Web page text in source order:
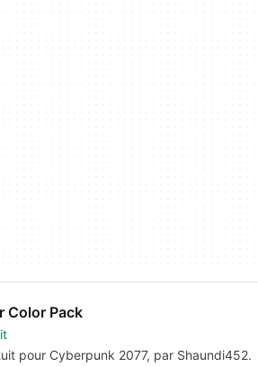
Color Pack
pour Cyberpunk 2077, par Shaundi452.